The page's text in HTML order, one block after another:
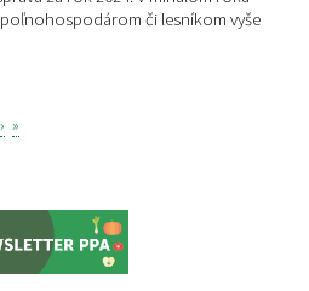
či lesníkom vyše
› »